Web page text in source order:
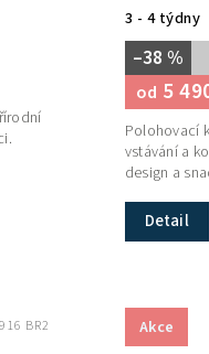
3 - 4 týdny
–38 %
od 5
Detail
Polohovací
vstávání a
design a
BR2 Akce